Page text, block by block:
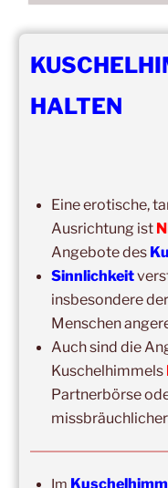
Kuschelhimmel 5h
,29.
Kuschelhimmel 5h
15:00 –20:00,12.
Erbach/Rheingau
Ganztags, 13.
Ausbildung
14:00 – 19:00,19.
Wochenend-Event,
HALTEN
Eine erotische,
Ausrichtung ist
Angebote des
Sinnlichkeit
insbesondere
Menschen
Auch sind die
Kuschelhimmels
Partnerbörse
Im